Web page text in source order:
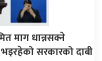
माग धान्नसक्ने
सरकारको दाबी